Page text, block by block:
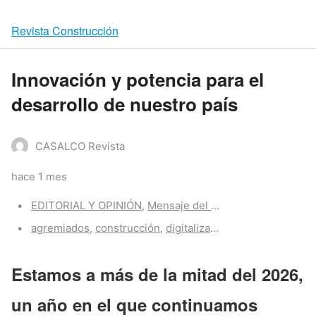
Revista Construcción
Innovación y potencia para el
desarrollo de nuestro país
CASALCO Revista
hace 1 mes
Categories:
EDITORIAL Y OPINIÓN, Mensaje del Presidente
Tags:
agremiados, construcción, digitalización
Estamos a más de la mitad del 2026,
un año en el que continuamos